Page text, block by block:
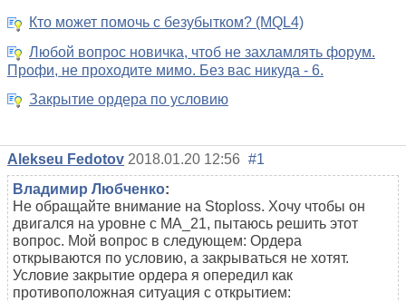
Кто может помочь с безубытком? (MQL4)
Любой вопрос новичка, чтоб не захламлять форум.
Профи, не проходите мимо. Без вас никуда - 6.
Закрытие ордера по условию
Alekseu Fedotov 2018.01.20 12:56 #1
Владимир Любченко:
Не обращайте внимание на Stoploss. Хочу чтобы он
двигался на уровне с MA_21, пытаюсь решить этот
вопрос. Мой вопрос в следующем: Ордера
открываются по условию, а закрываться не хотят.
Условие закрытие ордера я опередил как
противоположная ситуация с открытием: